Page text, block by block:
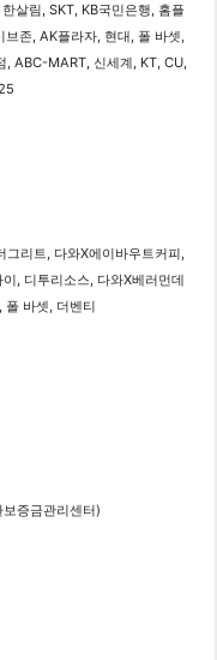
살림, SKT, KB국민은행, 홈플
브존, AK플라자, 현대, 폴 바셋,
, ABC-MART, 신세계, KT, CU,
그리트, 다와X에이바우트커피,
, 디투리소스, 다와X베러먼데
폴 바셋, 더벤티
증금관리센터)